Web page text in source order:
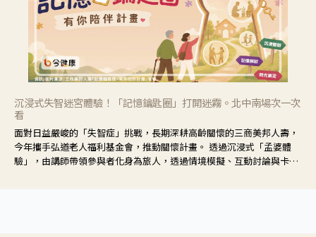
沉浸式失智迷宮體驗！「記憶鑰匙圈」打開迷霧。北中南場次一次
看
面對日益嚴峻的「失智症」挑戰，長期深耕高齡關懷的三商美邦人壽，
今年攜手弘道老人福利基金會，推動關懷計畫。 透過沉浸式「孟婆體
驗」，由講師帶領參與者化身為旅人，透過情境模擬、互動討論與卡牌